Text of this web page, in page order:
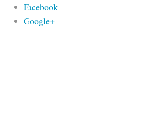
Facebook
Google+